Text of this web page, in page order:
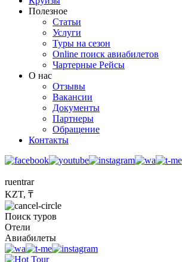
Полезное
Статьи
Услуги
Туры на сезон
Online поиск авиабилетов
Чартерные Рейсы
О нас
Отзывы
Вакансии
Документы
Партнеры
Обращение
Контакты
ruentrar
KZT, ₸
Поиск туров
Отели
Авиабилеты